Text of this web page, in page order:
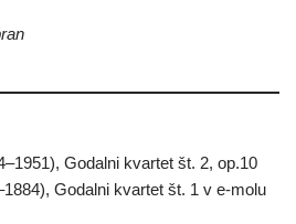
Godalni kvartet št. 2, op.10
Godalni kvartet št. 1 v e-molu